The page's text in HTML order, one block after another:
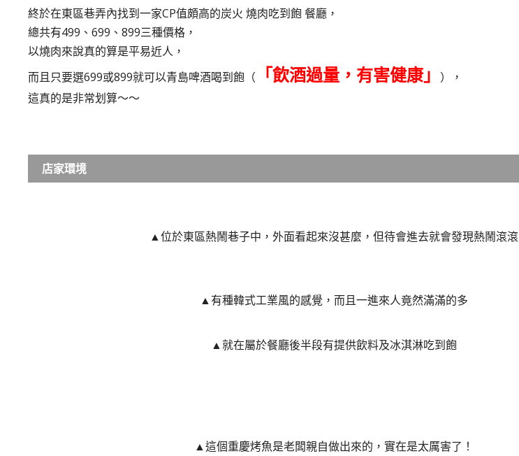
終於在東區巷弄內找到一家CP值頗高的炭火 燒肉吃到飽 餐廳，
總共有499、699、899三種價格，
以燒肉來說真的算是平易近人，
而且只要選699或899就可以青島啤酒喝到飽（
「飲酒過量，有害健康」
），
這真的是非常划算～～
店家環境
▲位於東區熱鬧巷子中，外面看起來沒甚麼，但待會進去就會發現熱鬧滾滾
▲有種韓式工業風的感覺，而且一進來人竟然滿滿的多
▲就在屬於餐廳後半段有提供飲料及冰淇淋吃到飽
▲這個重慶烤魚是老闆親自做出來的，實在是太厲害了！